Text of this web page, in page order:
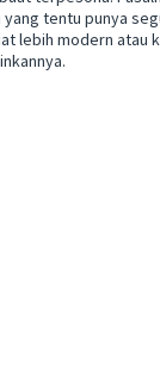
tentu punya
lebih modern atau